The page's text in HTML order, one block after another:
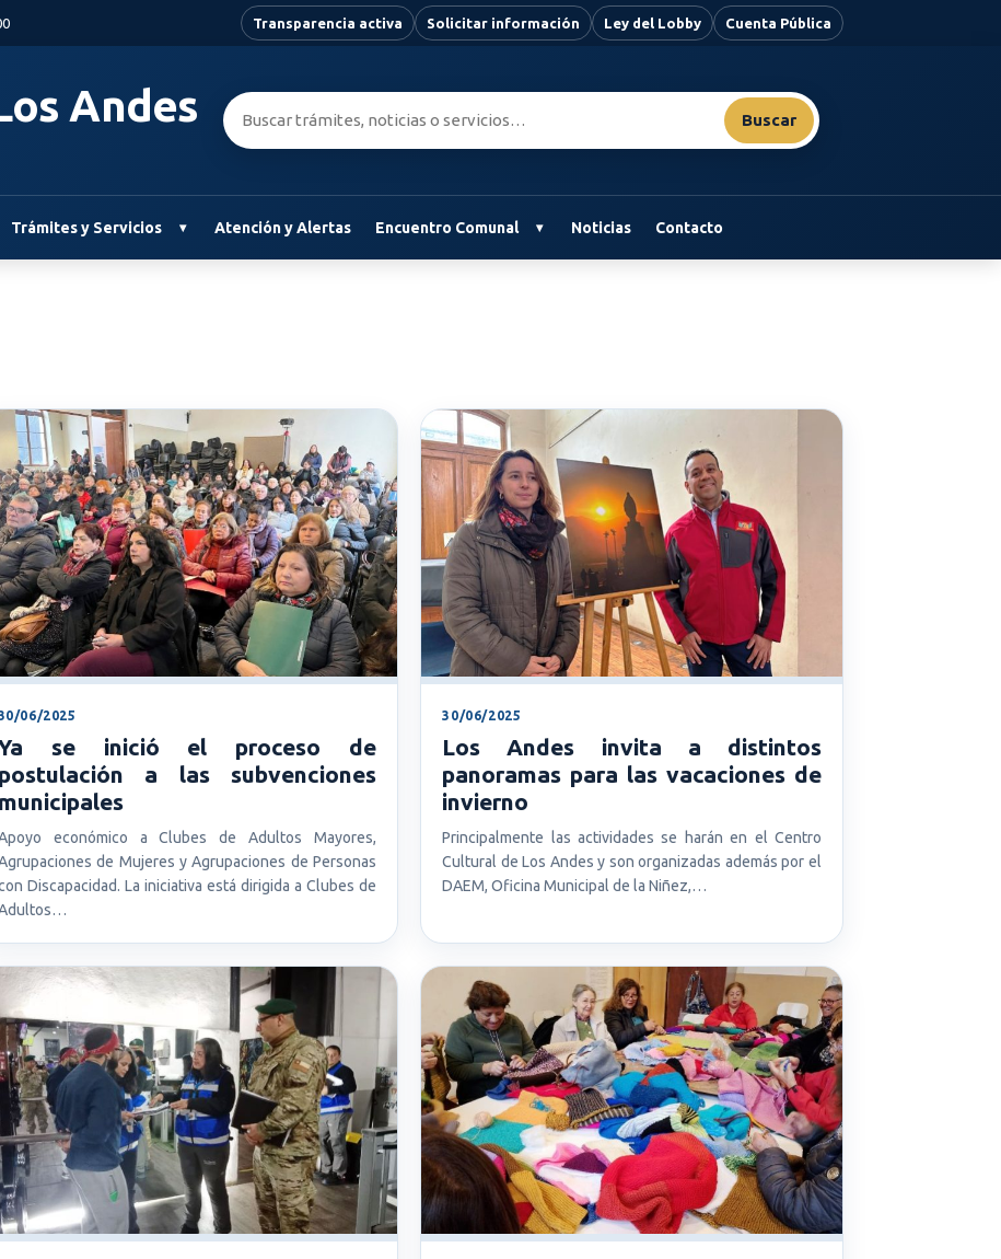
Transparencia activa Solicitar información Ley del Lobby Cuenta Pública
Andes Buscar:
Buscar
Trámites y Servicios Atención y Alertas Encuentro Comunal Noticias Contacto
06/2025
se inició el proceso de
postulación a las subvenciones
municipales
económico a Clubes de Adultos Mayores,
de Mujeres y Agrupaciones de Personas
Discapacidad. La iniciativa está dirigida a Clubes de
30/06/2025
Los Andes invita a distintos
panoramas para las vacaciones de
invierno
Principalmente las actividades se harán en el Centro
Cultural de Los Andes y son organizadas además por el
DAEM, Oficina Municipal de la Niñez,…